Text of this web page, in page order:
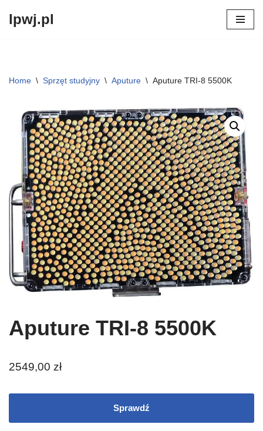
lpwj.pl
Home \ Sprzęt studyjny \ Aputure \ Aputure TRI-8 5500K
Aputure TRI-8 5500K
2549,00 zł
Sprawdź